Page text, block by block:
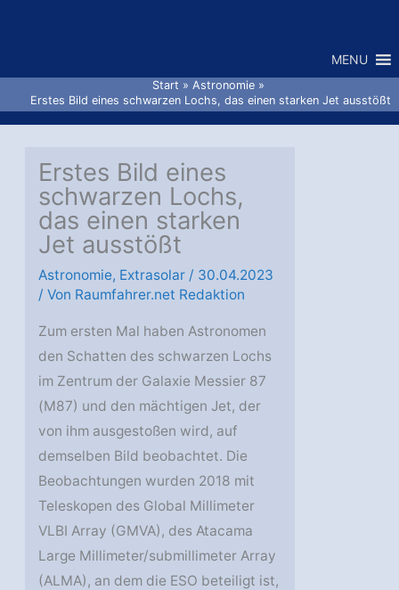
MENU
Start
Astronomie
Erstes Bild eines schwarzen Lochs, das einen starken Jet ausstößt
Erstes Bild eines
schwarzen Lochs,
das einen starken
Jet ausstößt
Astronomie, Extrasolar / 30.04.2023
/ Von Raumfahrer.net Redaktion
Zum ersten Mal haben Astronomen
den Schatten des schwarzen Lochs
im Zentrum der Galaxie Messier 87
(M87) und den mächtigen Jet, der
von ihm ausgestoßen wird, auf
demselben Bild beobachtet. Die
Beobachtungen wurden 2018 mit
Teleskopen des Global Millimeter
VLBI Array (GMVA), des Atacama
Large Millimeter/submillimeter Array
(ALMA), an dem die ESO beteiligt ist,